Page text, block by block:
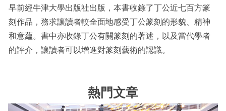
早前經牛津大學出版社出版，本書收錄了丁公近七百方篆
刻作品，務求讓讀者較全面地感受丁公篆刻的形貌、精神
和意藴。書中亦收錄丁公有關篆刻的著述，以及當代學者
的評介，讓讀者可以增進對篆刻藝術的認識。
熱門文章